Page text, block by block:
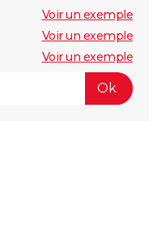
Voir un exemple
Voir un exemple
Voir un exemple